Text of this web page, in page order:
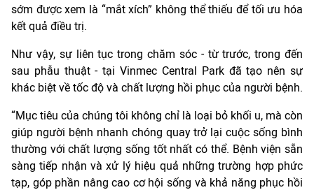
sớm được xem là “mắt xích” không thể thiếu để tối ưu hóa
kết quả điều trị.
Như vậy, sự liên tục trong chăm sóc - từ trước, trong đến
sau phẫu thuật - tại Vinmec Central Park đã tạo nên sự
khác biệt về tốc độ và chất lượng hồi phục của người bệnh.
“Mục tiêu của chúng tôi không chỉ là loại bỏ khối u, mà còn
giúp người bệnh nhanh chóng quay trở lại cuộc sống bình
thường với chất lượng sống tốt nhất có thể. Bệnh viện sẵn
sàng tiếp nhận và xử lý hiệu quả những trường hợp phức
tạp, góp phần nâng cao cơ hội sống và khả năng phục hồi